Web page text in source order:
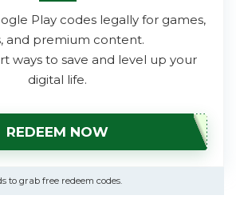
Play codes legally for games,
and premium content.
ways to save and level up your
digital life.
REDEEM NOW
to grab free redeem codes.